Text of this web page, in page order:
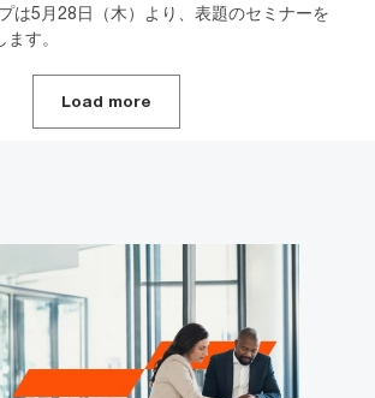
は5月28日（木）より、表題のセミナーを
す。
Load more